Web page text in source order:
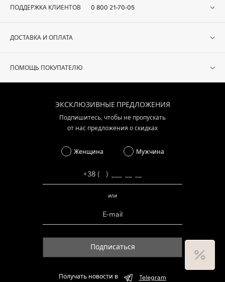
ПОДДЕРЖКА КЛИЕНТОВ 0 800 21-70-05
ДОСТАВКА И ОПЛАТА
ПОМОЩЬ ПОКУПАТЕЛЮ
ЭКСКЛЮЗИВНЫЕ ПРЕДЛОЖЕНИЯ
Подпишитесь, чтобы не пропускать
от нас предложения о скидках
Женщина Мужчина
или
Подписаться
Получать новости в Telegram